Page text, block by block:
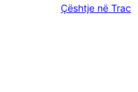
Çështje në Trac